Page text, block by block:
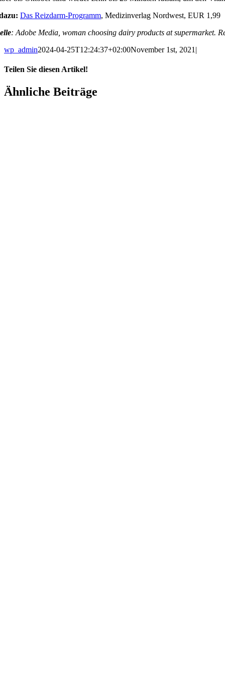
Das Reizdarm-Programm, Medizinverlag Nordwest, EUR 1,99
: Adobe Media, woman choosing dairy products at supermarket.
wp_admin2024-04-25T12:24:37+02:00November 1st, 2021 |
Teilen Sie diesen Artikel!
Ähnliche Beiträge